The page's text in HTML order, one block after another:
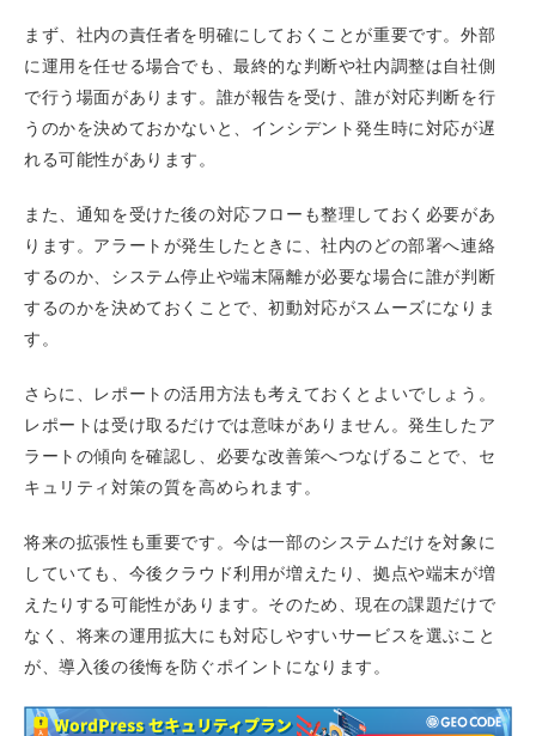
まず、社内の責任者を明確にしておくことが重要です。外部
に運用を任せる場合でも、最終的な判断や社内調整は自社側
で行う場面があります。誰が報告を受け、誰が対応判断を行
うのかを決めておかないと、インシデント発生時に対応が遅
れる可能性があります。
また、通知を受けた後の対応フローも整理しておく必要があ
ります。アラートが発生したときに、社内のどの部署へ連絡
するのか、システム停止や端末隔離が必要な場合に誰が判断
するのかを決めておくことで、初動対応がスムーズになりま
す。
さらに、レポートの活用方法も考えておくとよいでしょう。
レポートは受け取るだけでは意味がありません。発生したア
ラートの傾向を確認し、必要な改善策へつなげることで、セ
キュリティ対策の質を高められます。
将来の拡張性も重要です。今は一部のシステムだけを対象に
していても、今後クラウド利用が増えたり、拠点や端末が増
えたりする可能性があります。そのため、現在の課題だけで
なく、将来の運用拡大にも対応しやすいサービスを選ぶこと
が、導入後の後悔を防ぐポイントになります。